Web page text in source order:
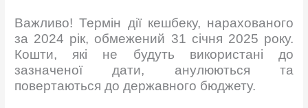
Важливо! Термін дії кешбеку, нарахованого
за 2024 рік, обмежений 31 січня 2025 року.
Кошти, які не будуть використані до
зазначеної дати, анулюються та
повертаються до державного бюджету.